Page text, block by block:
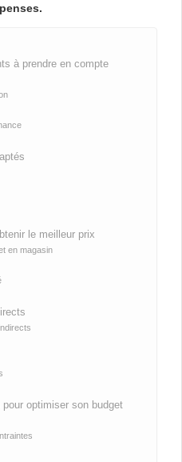
à prendre en compte
le meilleur prix
en magasin
optimiser son budget